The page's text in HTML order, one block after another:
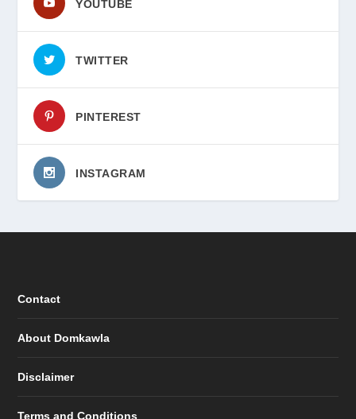
YOUTUBE
TWITTER
PINTEREST
INSTAGRAM
Contact
About Domkawla
Disclaimer
Terms and Conditions